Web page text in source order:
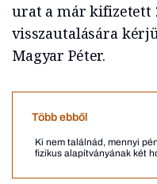
urat a már
visszautalására
Magyar Péter.
Több ebből
Ki nem találnád, mennyi
fizikus alapítványának két